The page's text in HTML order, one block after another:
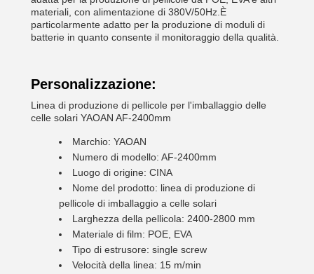
materiali, con alimentazione di 380V/50Hz.È
particolarmente adatto per la produzione di moduli di
batterie in quanto consente il monitoraggio della qualità.
Personalizzazione:
Linea di produzione di pellicole per l'imballaggio delle
celle solari YAOAN AF-2400mm
Marchio: YAOAN
Numero di modello: AF-2400mm
Luogo di origine: CINA
Nome del prodotto: linea di produzione di
pellicole di imballaggio a celle solari
Larghezza della pellicola: 2400-2800 mm
Materiale di film: POE, EVA
Tipo di estrusore: single screw
Velocità della linea: 15 m/min